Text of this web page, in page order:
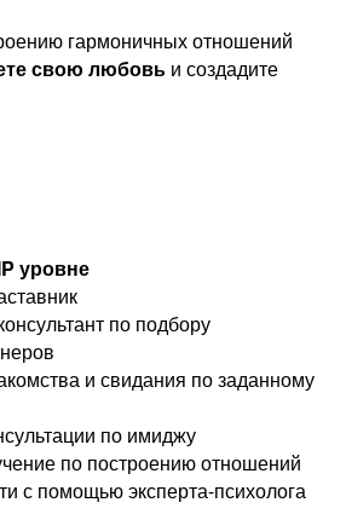
гармоничных отношений
свою любовь и создадите
уровне
по подбору
и свидания по заданному
по имиджу
по построению отношений
с помощью эксперта-психолога